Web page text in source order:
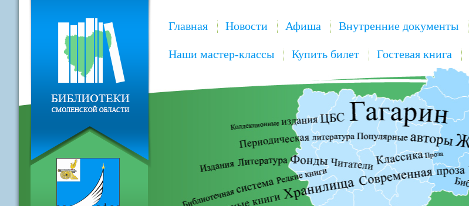
Главная Новости Афиша Внутренние документы
Наши мастер-классы Купить билет Гостевая книга